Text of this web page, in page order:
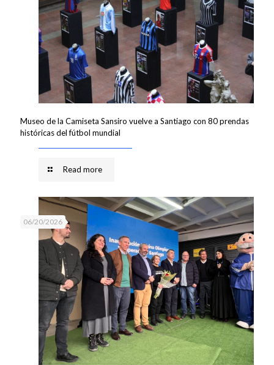
Museo de la Camiseta Sansiro vuelve a Santiago con 80 prendas
históricas del fútbol mundial
Read more
06/20/2026